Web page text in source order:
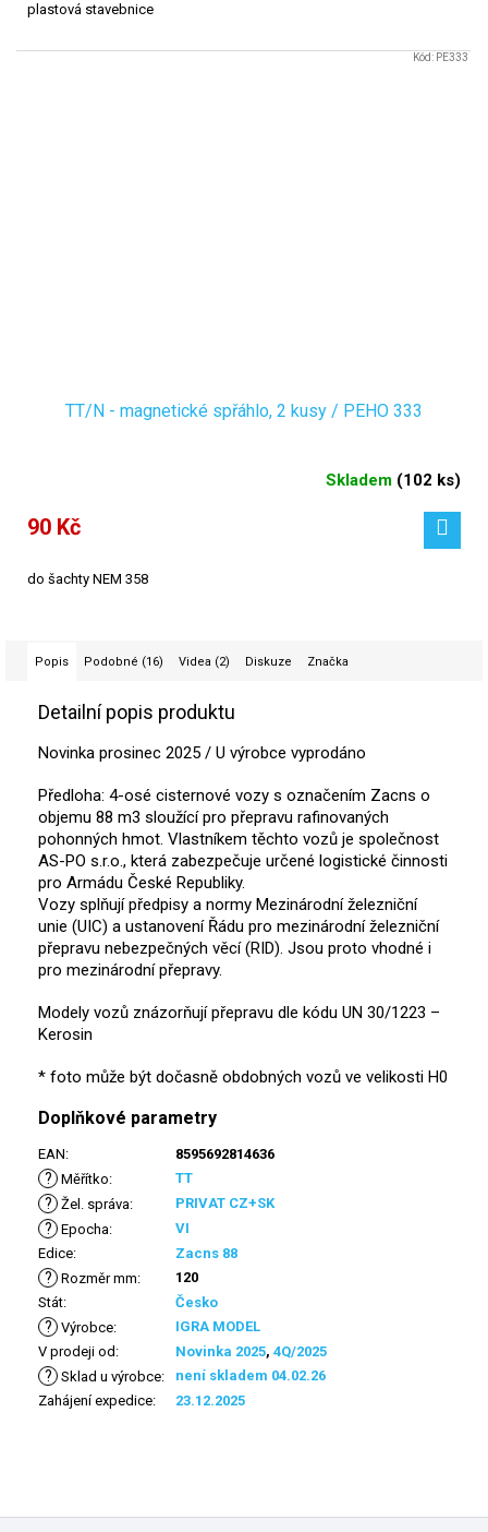
plastová stavebnice
TT/N - magnetické spřáhlo, 2 kusy / PEHO 333
Skladem (102 ks)
90 Kč
do šachty NEM 358
Kód: PE333
Popis Podobné (16) Videa (2) Diskuze Značka
Detailní popis produktu
Novinka prosinec 2025 / U výrobce vyprodáno
Předloha: 4-osé cisternové vozy s označením Zacns o
objemu 88 m3 sloužící pro přepravu rafinovaných
pohonných hmot. Vlastníkem těchto vozů je společnost
AS-PO s.r.o., která zabezpečuje určené logistické činnosti
pro Armádu České Republiky.
Vozy splňují předpisy a normy Mezinárodní železniční
unie (UIC) a ustanovení Řádu pro mezinárodní železniční
přepravu nebezpečných věcí (RID). Jsou proto vhodné i
pro mezinárodní přepravy.
Modely vozů znázorňují přepravu dle kódu UN 30/1223 –
Kerosin
* foto může být dočasně obdobných vozů ve velikosti H0
Doplňkové parametry
EAN: 8595692814636
? Měřítko: TT
? Žel. správa: PRIVAT CZ+SK
? Epocha:
VI
Edice: Zacns 88
? Rozměr mm:
120
Stát: Česko
? Výrobce:
IGRA MODEL
V prodeji od : Novinka 2025, 4Q/2025
? Sklad u výrobce:
není skladem 04.02.26
Zahájení expedice: 23.12.2025